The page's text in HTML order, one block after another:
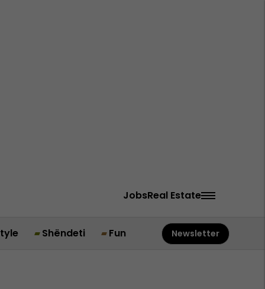
JobsReal Estate
Shëndeti Fun Newsletter